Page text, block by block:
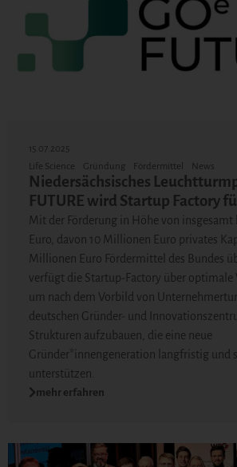
15.07.2025
Life Science
Gründung Fördermittel News
Niedersächsisches
FUTURE wird Startup Factory
Mit der Förderung in Höhe von
Euro, davon 10 Millionen Euro privates
Millionen Euro Fördermittel des Bundes
verfügt die Startup-Factory über optimale
um nach dem Vorbild von
deutschen Gründer- und
Strukturen aufzubauen, die eine neue
Gründer*innengeneration langfristig und
unterstützen.
mehr erfahren